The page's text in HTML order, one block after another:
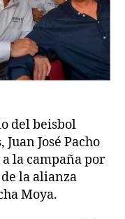
del beisbol
José Pacho
la campaña por
la alianza
Moya.